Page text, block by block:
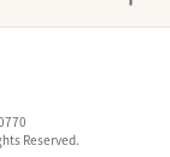
Reserved.